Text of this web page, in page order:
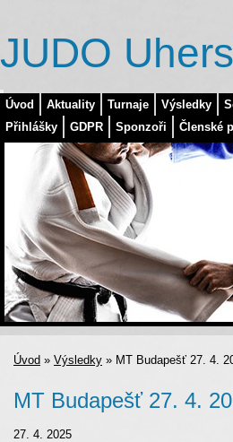
Úvod Aktuality Turnaje Výsledky
Přihlášky
GDPR Sponzoři Členské
JUDO
Úvod » Výsledky » MT Budapešť 27. 4.
MT Budapešť 27. 4.
27. 4. 2025